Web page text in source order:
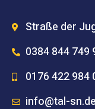
Straße der
0384 844 749
0176 422 984
info@tal-sn.de